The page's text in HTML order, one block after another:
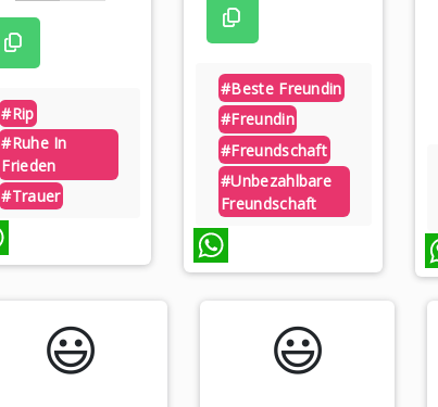
#rip
#ruhe In
Frieden
#trauer
#beste Freundin
#freundin
#freundschaft
#unbezahlbare
Freundschaft
😃️ 😃️